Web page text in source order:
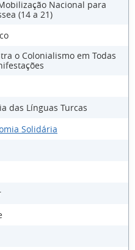
Nacional para
(14 a 21)
o Colonialismo em Todas
das Línguas Turcas
Solidária